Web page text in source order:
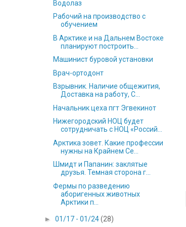
Водолаз
Рабочий на производство с
обучением
В Арктике и на Дальнем Востоке
планируют построить...
Машинист буровой установки
Врач-ортодонт
Взрывник. Наличие общежития,
Доставка на работу, С...
Начальник цеха пгт Эгвекинот
Нижегородский НОЦ будет
сотрудничать с НОЦ «Россий...
Арктика зовет. Какие профессии
нужны на Крайнем Се...
Шмидт и Папанин: заклятые
друзья. Темная сторона г...
Фермы по разведению
аборигенных животных
Арктики п...
► 01/17 - 01/24(28)